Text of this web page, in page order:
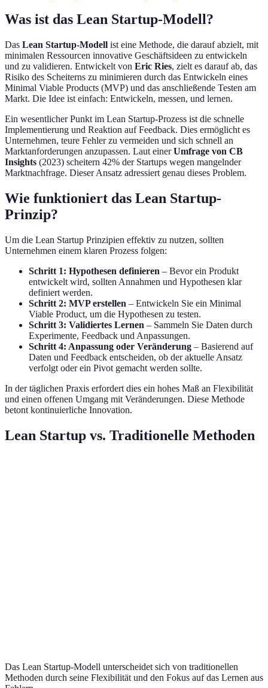
Was ist das Lean Startup-Modell?
Das Lean Startup-Modell ist eine Methode, die darauf abzielt, mit
minimalen Ressourcen innovative Geschäftsideen zu entwickeln
und zu validieren. Entwickelt von Eric Ries, zielt es darauf ab, das
Risiko des Scheiterns zu minimieren durch das Entwickeln eines
Minimal Viable Products (MVP) und das anschließende Testen am
Markt. Die Idee ist einfach: Entwickeln, messen, und lernen.
Ein wesentlicher Punkt im Lean Startup-Prozess ist die schnelle
Implementierung und Reaktion auf Feedback. Dies ermöglicht es
Unternehmen, teure Fehler zu vermeiden und sich schnell an
Marktanforderungen anzupassen. Laut einerUmfrage von CB
Insights (2023) scheitern 42% der Startups wegen mangelnder
Marktnachfrage. Dieser Ansatz adressiert genau dieses Problem.
Wie funktioniert das Lean Startup-
Prinzip?
Um die Lean Startup Prinzipien effektiv zu nutzen, sollten
Unternehmen einem klaren Prozess folgen:
Schritt 1: Hypothesen definieren – Bevor ein Produkt
entwickelt wird, sollten Annahmen und Hypothesen klar
definiert werden.
Schritt 2: MVP erstellen – Entwickeln Sie ein Minimal
Viable Product, um die Hypothesen zu testen.
Schritt 3: Validiertes Lernen – Sammeln Sie Daten durch
Experimente, Feedback und Anpassungen.
Schritt 4: Anpassung oder Veränderung – Basierend auf
Daten und Feedback entscheiden, ob der aktuelle Ansatz
verfolgt oder ein Pivot gemacht werden sollte.
In der täglichen Praxis erfordert dies ein hohes Maß an Flexibilität
und einen offenen Umgang mit Veränderungen. Diese Methode
betont kontinuierliche Innovation.
Lean Startup vs. Traditionelle Methoden
Das Lean Startup-Modell unterscheidet sich von traditionellen
Methoden durch seine Flexibilität und den Fokus auf das Lernen aus